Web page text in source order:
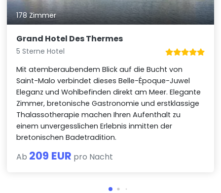
178 Zimmer
Grand Hotel Des Thermes
5 Sterne Hotel
Mit atemberaubendem Blick auf die Bucht von
Saint-Malo verbindet dieses Belle-Époque-Juwel
Eleganz und Wohlbefinden direkt am Meer. Elegante
Zimmer, bretonische Gastronomie und erstklassige
Thalassotherapie machen Ihren Aufenthalt zu
einem unvergesslichen Erlebnis inmitten der
bretonischen Badetradition.
Ab 209 EUR pro Nacht